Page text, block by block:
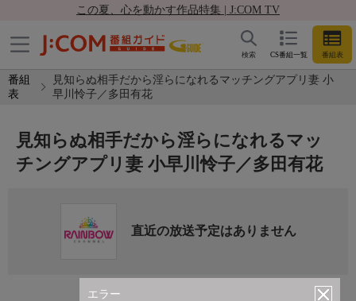
この夏、心を動かす作品特集 | J:COM TV
CS番組一覧 番組表
検索
番組
表
見知らぬ相手だから淫らになれるマッチングアプリ妻 小
早川怜子／多田有花
エラー
見知らぬ相手だから淫らになれるマッ
チングアプリ妻 小早川怜子／多田有花
直近の放送予定はありません